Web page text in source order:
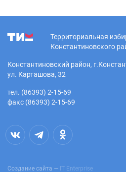
Территориальная
Константиновского
Константиновский район,
ул. Карташова, 32
тел. (86393) 2-15-69
факс (86393) 2-15-69
Создание сайта — IT Enterprise